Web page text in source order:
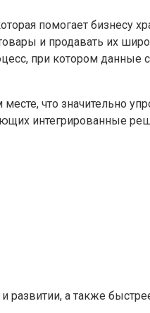
помогает бизнесу
и продавать их
при котором данные
что значительно
интегрированные
развитии, а также